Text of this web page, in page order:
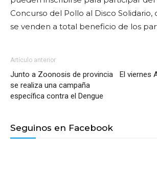
Concurso del Pollo al Disco Solidario,
se venden a total beneficio de los
Artículo anterior
Junto a Zoonosis de provincia
se realiza una campaña
específica contra el Dengue
El viernes
Seguinos en Facebook